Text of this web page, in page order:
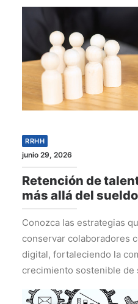
RRHH
junio 29, 2026
Retención de
más allá del sueldo
Conozca las estrategias
conservar colaboradores
digital, fortaleciendo la
crecimiento sostenible de